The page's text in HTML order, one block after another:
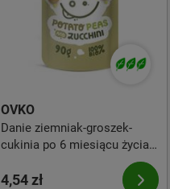
OVKO
Danie ziemniak-groszek-
cukinia po 6 miesiącu życia
4,54 zł